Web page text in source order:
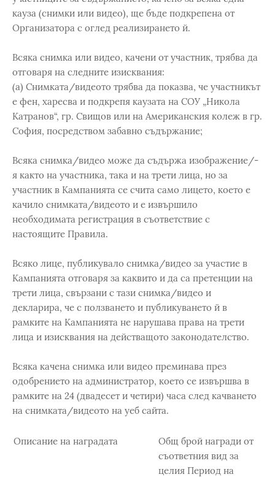
кауза (снимки или видео), ще бъде подкрепена от
Организатора с оглед реализирането й.
Всяка снимка или видео, качени от участник, трябва да
отговаря на следните изисквания:
(а) Снимката/видеото трябва да показва, че участникът
е фен, харесва и подкрепя каузата на СОУ „Никола
Катранов“, гр. Свищов или на Американския колеж в гр.
София, посредством забавно съдържание;
Всяка снимка/видео може да съдържа изображение/-
я както на участника, така и на трети лица, но за
участник в Кампанията се счита само лицето, което е
качило снимката/видеото и е извършило
необходимата регистрация в съответствие с
настоящите Правила.
Всяко лице, публикувало снимка/видео за участие в
Кампанията отговаря за каквито и да са претенции на
трети лица, свързани с тази снимка/видео и
декларира, че с ползването и публикуването й в
рамките на Кампанията не нарушава права на трети
лица и изисквания на действащото законодателство.
Всяка качена снимка или видео преминава през
одобрението на администратор, което се извършва в
рамките на 24 (двадесет и четири) часа след качването
на снимката/видеото на уеб сайта.
Описание на наградата
Общ брой награди от
съответния вид за
целия Период на